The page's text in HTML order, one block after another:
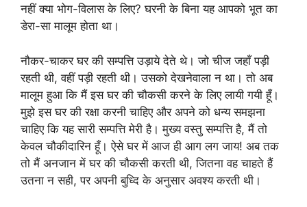
नहीं क्या भोग-विलास के लिए? घरनी के बिना यह आपको भूत का
डेरा-सा मालूम होता था।
नौकर-चाकर घर की सम्पत्ति उड़ाये देते थे। जो चीज जहाँ पड़ी
रहती थी, वहीं पड़ी रहती थी। उसको देखनेवाला न था। तो अब
मालूम हुआ कि मैं इस घर की चौकसी करने के लिए लायी गयी हूँ।
मुझे इस घर की रक्षा करनी चाहिए और अपने को धन्य समझना
चाहिए कि यह सारी सम्पत्ति मेरी है। मुख्य वस्तु सम्पत्ति है, मैं तो
केवल चौकीदारिन हूँ। ऐसे घर में आज ही आग लग जाय! अब तक
तो मैं अनजान में घर की चौकसी करती थी, जितना वह चाहते हैं
उतना न सही, पर अपनी बुध्दि के अनुसार अवश्य करती थी।